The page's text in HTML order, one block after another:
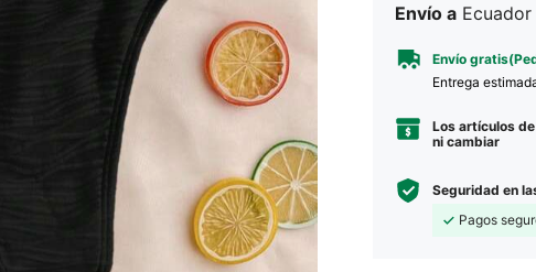
Envío a Ecuador
Envío
Entrega
Los artículos
ni cambiar
Seguridad en
Pagos